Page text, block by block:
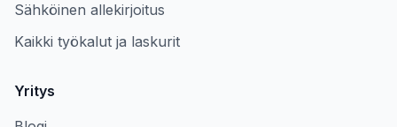
Sähköinen allekirjoitus
Kaikki työkalut ja laskurit
Yritys